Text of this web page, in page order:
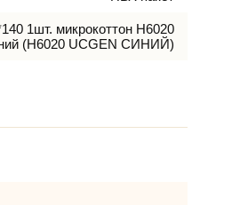
1шт. микрокоттон H6020
(H6020 UCGEN СИНИЙ)